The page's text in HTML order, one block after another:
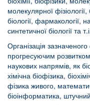
молекулярної
біології, фармакології,
синтетичної біології та
Організація
прогресуючим
наукових напрямів, як
хімічна біофізика,
фізика живого,
біоінформатика,